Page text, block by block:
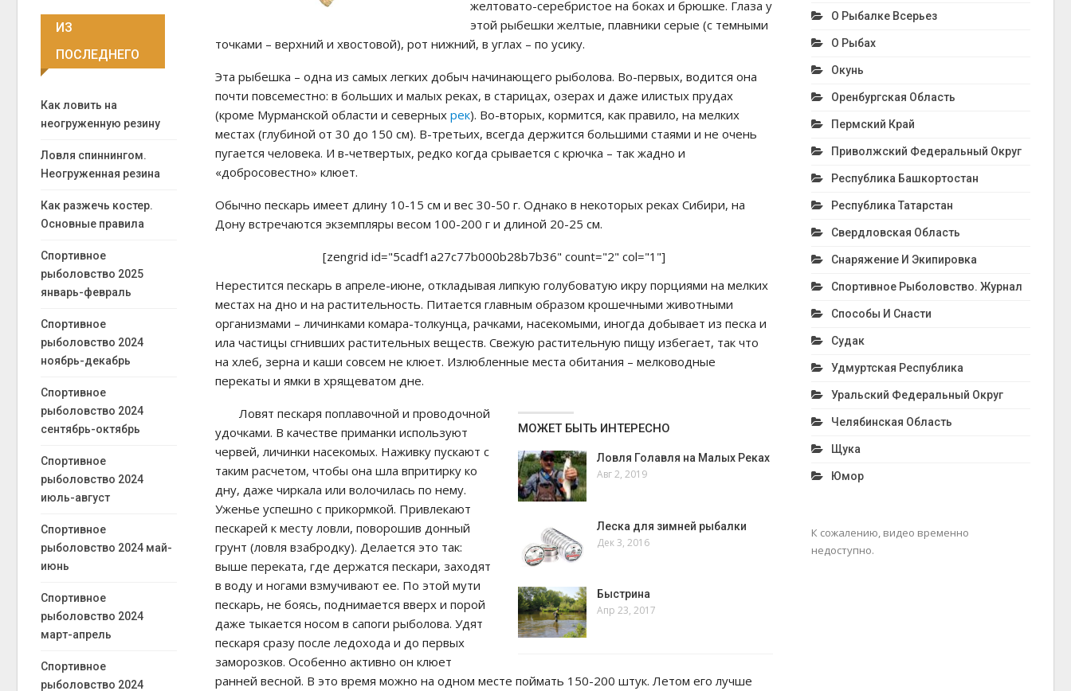
желтовато-серебристое на боках и брюшке. Глаза у
этой рыбешки желтые, плавники серые (с темными
точками – верхний и хвостовой), рот нижний, в углах – по усику.
Эта рыбешка – одна из самых легких добыч начинающего рыболова. Во-первых, водится она
почти повсеместно: в больших и малых реках, в старицах, озерах и даже илистых прудах
(кроме Мурманской области и северныхрек). Во-вторых, кормится, как правило, на мелких
местах (глубиной от 30 до 150 см). В-третьих, всегда держится большими стаями и не очень
пугается человека. И в-четвертых, редко когда срывается с крючка – так жадно и
«добросовестно» клюет.
Обычно пескарь имеет длину 10-15 см и вес 30-50 г. Однако в некоторых реках Сибири, на
Дону встречаются экземпляры весом 100-200 г и длиной 20-25 см.
[zengrid id="5cadf1a27c77b000b28b7b36" count="2" col="1"]
Нерестится пескарь в апреле-июне, откладывая липкую голубоватую икру порциями на мелких
местах на дно и на растительность. Питается главным образом крошечными животными
организмами – личинками комара-толкунца, рачками, насекомыми, иногда добывает из песка и
ила частицы сгнивших растительных веществ. Свежую растительную пищу избегает, так что
на хлеб, зерна и каши совсем не клюет. Излюбленные места обитания – мелководные
перекаты и ямки в хрящеватом дне.
МОЖЕТ БЫТЬ ИНТЕРЕСНО
Ловля Голавля на Малых Реках
Авг 2, 2019
Леска для зимней рыбалки
Дек 3, 2016
Быстрина
Апр 23, 2017
Ловят пескаря поплавочной и проводочной
удочками. В качестве приманки используют
червей, личинки насекомых. Наживку пускают с
таким расчетом, чтобы она шла впритирку ко
дну, даже чиркала или волочилась по нему.
Уженье успешно с прикормкой. Привлекают
пескарей к месту ловли, поворошив донный
грунт (ловля взабродку). Делается это так:
выше переката, где держатся пескари, заходят
в воду и ногами взмучивают ее. По этой мути
пескарь, не боясь, поднимается вверх и порой
даже тыкается носом в сапоги рыболова. Удят
пескаря сразу после ледохода и до первых
заморозков. Особенно активно он клюет
ранней весной. В это время можно на одном месте поймать 150-200 штук. Летом его лучше
О Рыбалке Всерьез
О Рыбах
Окунь
Оренбургская Область
Пермский Край
Приволжский Федеральный Округ
Республика Башкортостан
Республика Татарстан
Свердловская Область
Снаряжение И Экипировка
Спортивное Рыболовство. Журнал
Способы И Снасти
Судак
Удмуртская Республика
Уральский Федеральный Округ
Челябинская Область
Щука
Юмор
К сожалению, видео временно
недоступно.
ИЗ
ПОСЛЕДНЕГО
Как ловить на
неогруженную резину
Ловля спиннингом.
Неогруженная резина
Как разжечь костер.
Основные правила
Спортивное
рыболовство 2025
январь-февраль
Спортивное
рыболовство 2024
ноябрь-декабрь
Спортивное
рыболовство 2024
сентябрь-октябрь
Спортивное
рыболовство 2024
июль-август
Спортивное
рыболовство 2024 май-
июнь
Спортивное
рыболовство 2024
март-апрель
Спортивное
рыболовство 2024